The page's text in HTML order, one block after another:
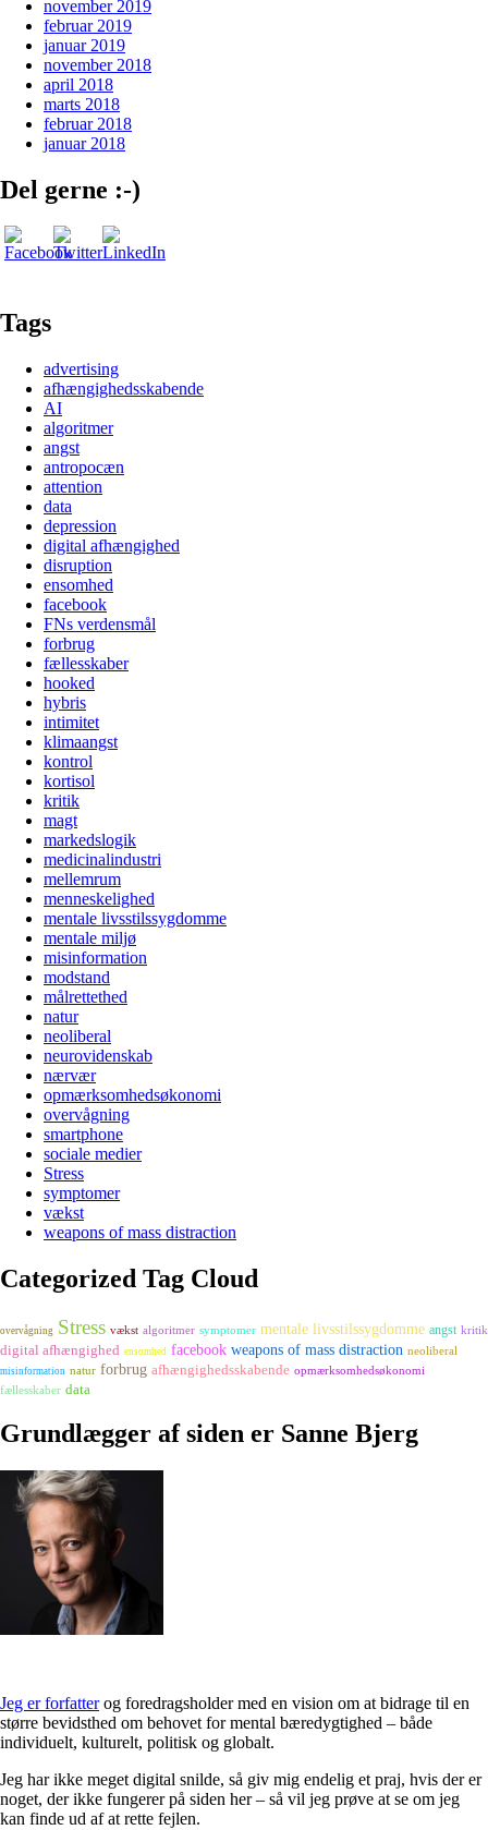
november 2019
februar 2019
januar 2019
november 2018
april 2018
marts 2018
februar 2018
januar 2018
Del gerne :-)
Tags
advertising
afhængighedsskabende
AI
algoritmer
angst
antropocæn
attention
data
depression
digital afhængighed
disruption
ensomhed
facebook
FNs verdensmål
forbrug
fællesskaber
hooked
hybris
intimitet
klimaangst
kontrol
kortisol
kritik
magt
markedslogik
medicinalindustri
mellemrum
menneskelighed
mentale livsstilssygdomme
mentale miljø
misinformation
modstand
målrettethed
natur
neoliberal
neurovidenskab
nærvær
opmærksomhedsøkonomi
overvågning
smartphone
sociale medier
Stress
symptomer
vækst
weapons of mass distraction
Categorized Tag Cloud
overvågning Stress vækst algoritmer symptomer mentale livsstilssygdomme angst kritik
digital afhængighed ensomhed facebook weapons of mass distraction neoliberal
misinformation natur forbrug afhængighedsskabende opmærksomhedsøkonomi
fællesskaber data
Grundlægger af siden er Sanne Bjerg
Jeg er forfatterog foredragsholder med en vision om at bidrage til en
større bevidsthed om behovet for mental bæredygtighed – både
individuelt, kulturelt, politisk og globalt.
Jeg har ikke meget digital snilde, så giv mig endelig et praj, hvis der er
noget, der ikke fungerer på siden her – så vil jeg prøve at se om jeg
kan finde ud af at rette fejlen.